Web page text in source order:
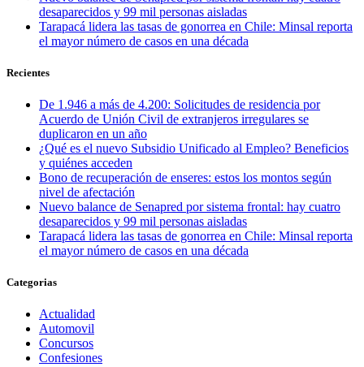
desaparecidos y 99 mil personas aisladas
Tarapacá lidera las tasas de gonorrea en Chile: Minsal reporta
el mayor número de casos en una década
Recientes
De 1.946 a más de 4.200: Solicitudes de residencia por
Acuerdo de Unión Civil de extranjeros irregulares se
duplicaron en un año
¿Qué es el nuevo Subsidio Unificado al Empleo? Beneficios
y quiénes acceden
Bono de recuperación de enseres: estos los montos según
nivel de afectación
Nuevo balance de Senapred por sistema frontal: hay cuatro
desaparecidos y 99 mil personas aisladas
Tarapacá lidera las tasas de gonorrea en Chile: Minsal reporta
el mayor número de casos en una década
Categorias
Actualidad
Automovil
Concursos
Confesiones